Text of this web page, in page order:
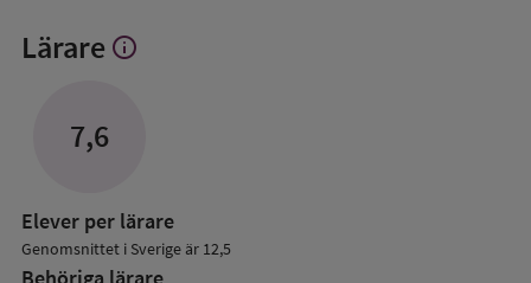
Lärare Visa
info
7,6
Elever per lärare
Genomsnittet i Sverige är 12,5
Behöriga lärare